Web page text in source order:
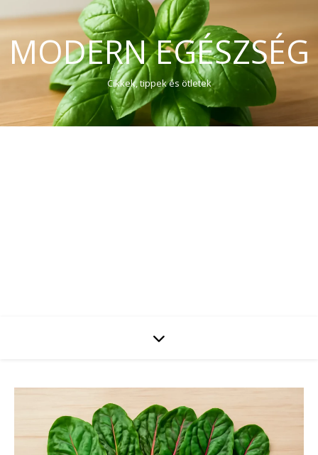
MODERN EGÉSZSÉG
Cikkek, tippek és ötletek